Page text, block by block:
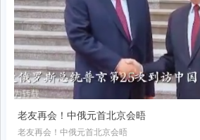
老友再会！中俄元首北京会晤
老友再会！中俄元首北京会晤